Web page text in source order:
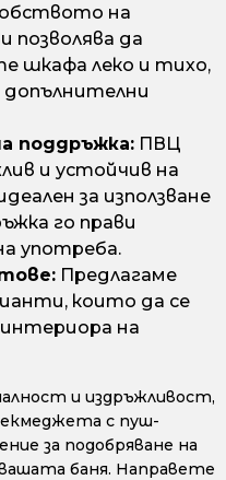
на
позволява да
шкафа леко и тихо,
поддръжка: ПВЦ
и устойчив на
за използване
го прави
употреба.
Предлагаме
които да се
на
и издръжливост,
с пуш-
за подобряване на
баня. Направете